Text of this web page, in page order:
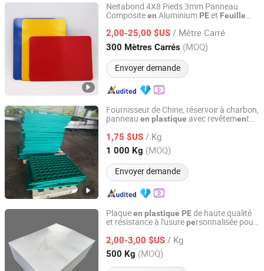
Neitabond 4X8 Pieds 3mm Panneau
Compositeen Aluminium PEet Feuille
Publicitaire ou Décoration de Cen
Commercial
2,00-25,00 $US / Mètre Carré
300 Mètres Carrés (MOQ)
Envoyer demande
Linyi Xingda Aluminum & Plastic Decoration Material Co.,
Ltd.
Shandong, China Depuis 2016
Fournisseur de Chine, réservoir à charbon,
panneau en plastique avec revêtement
minières
1,75 $US / Kg
1 000 Kg (MOQ)
Envoyer demande
Nanjing Demeters Rubber & Plastic Products Co., Ltd.
Jiangsu, China Depuis 2021
Plaqueen plastique PEde haute qualité
et résistance à l'usurepersonnalisée pour
2,00-3,00 $US / Kg
500 Kg (MOQ)
Abosn(Dezhou) New Materials Co., Ltd.
Shandong, China Depuis 2021